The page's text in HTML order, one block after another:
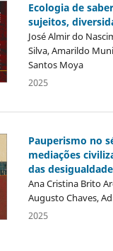
Ecologia de
sujeitos,
José Almir do
Silva, Amarildo
Santos Moya
2025
Pauperismo no
mediações
das
Ana Cristina Brito
Augusto Chaves,
2025